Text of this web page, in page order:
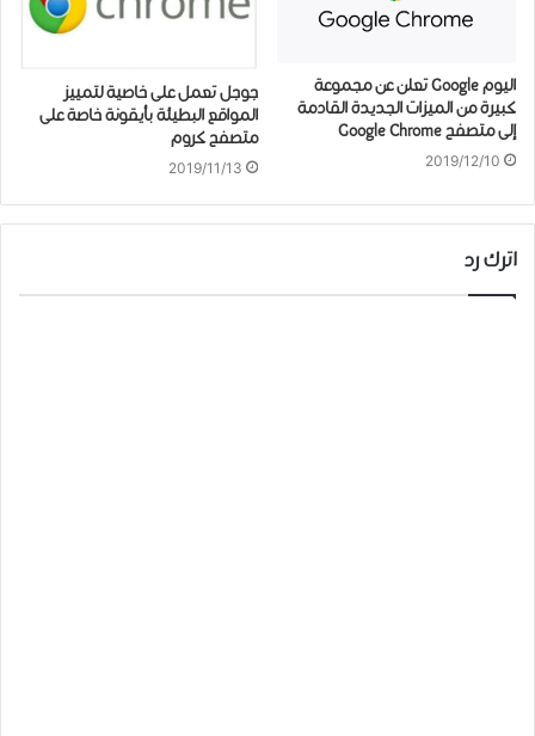
اليوم Google تعلن عن مجموعة
كبيرة من الميزات الجديدة القادمة
إلى متصفح Google Chrome
2019/12/10
ﺟﻮﺟﻞ تعمل على خاصية لتمييز
ﺍﻟﻤﻮﺍﻗﻊ ﺍﻟﺒﻄﻴﺌﺔ ﺑﺄﻳﻘﻮﻧﺔ ﺧﺎﺻﺔ ﻋﻠﻰ
ﻣﺘﺼﻔﺢ ﻛﺮﻭﻡ
2019/11/13
اترك رد